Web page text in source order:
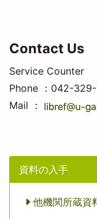
Contact Us
Service Counter
Phone ：042-
Mail ：
資料の入手
他機関所蔵資